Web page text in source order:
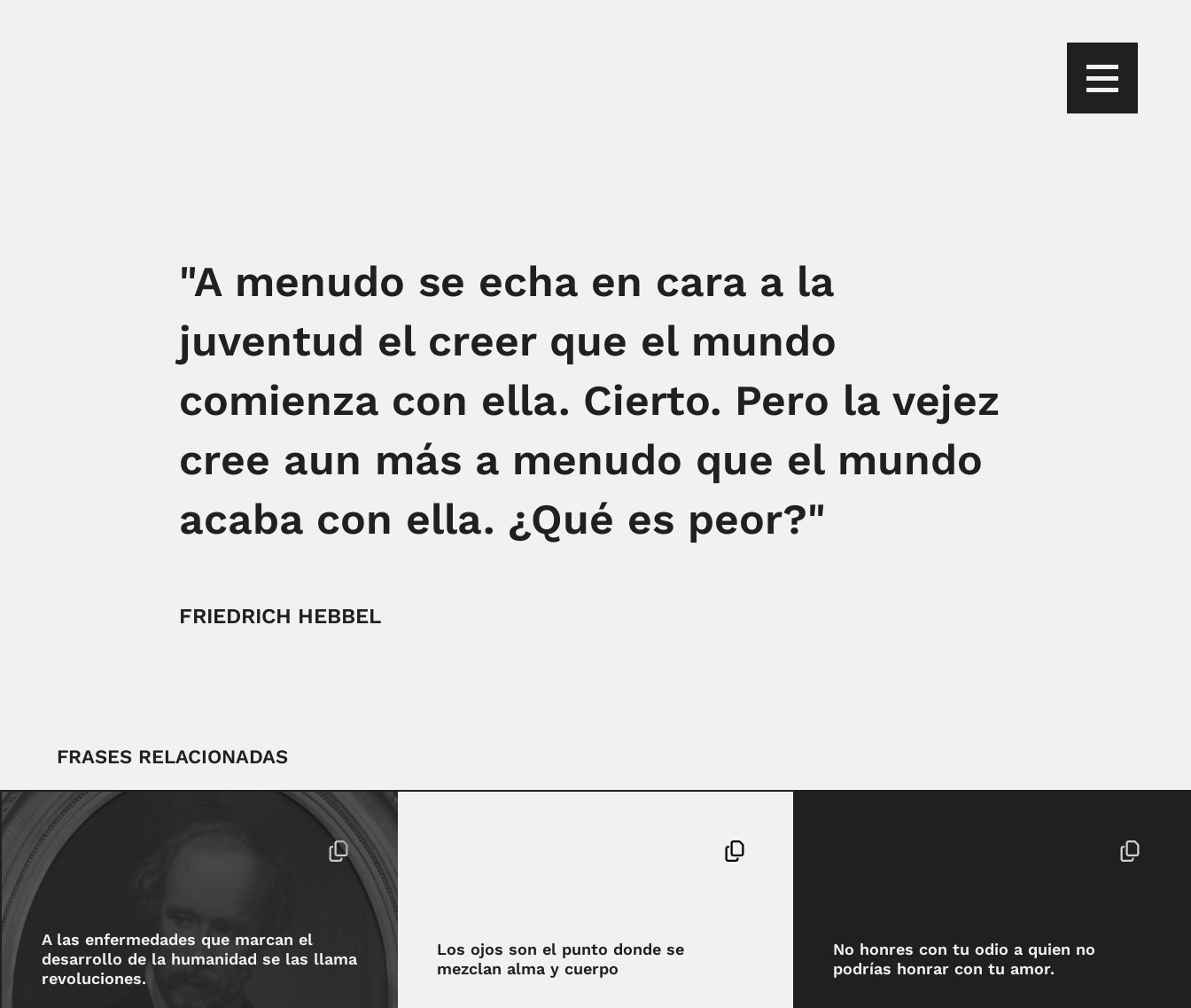
"A menudo se echa en cara a la
juventud el creer que el mundo
comienza con ella. Cierto. Pero la vejez
cree aun más a menudo que el mundo
acaba con ella. ¿Qué es peor?"
FRIEDRICH HEBBEL
FRASES RELACIONADAS
A las enfermedades que marcan el
desarrollo de la humanidad se las llama
revoluciones.
Los ojos son el punto donde se
mezclan alma y cuerpo
No honres con tu odio a quien no
podrías honrar con tu amor.